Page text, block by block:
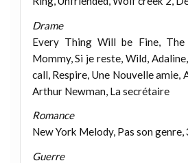
Drame
Every Thing Will be Fine, The
Mommy, Si je reste, Wild,
call, Respire, Une Nouvelle amie,
Arthur Newman, La secrétaire
Romance
New York Melody, Pas son genre,
Guerre